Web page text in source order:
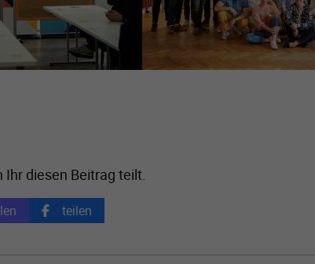
Ihr diesen Beitrag teilt.
teilen